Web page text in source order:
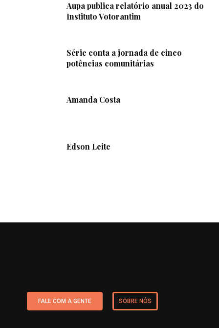
Aupa publica relatório anual 2023 do
Instituto Votorantim
Série conta a jornada de cinco
potências comunitárias
Amanda Costa
Edson Leite
FALE COM A GENTE SOBRE NÓS